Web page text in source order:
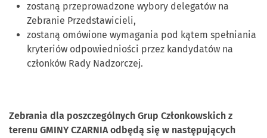
zostaną przeprowadzone wybory delegatów na
Zebranie Przedstawicieli,
zostaną omówione wymagania pod kątem spełniania
kryteriów odpowiedniości przez kandydatów na
członków Rady Nadzorczej.
Zebrania dla poszczególnych Grup Członkowskich z
terenu GMINY CZARNIA odbędą się w następujących